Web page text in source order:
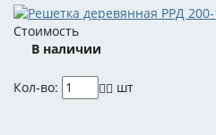
Стоимость
В наличии
Кол-во:
шт